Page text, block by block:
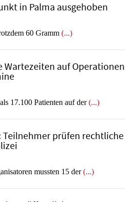
in Palma ausgehoben
60 Gramm (...)
Wartezeiten auf Operationen
17.100 Patienten auf der(...)
Teilnehmer prüfen rechtliche
mussten 15 der(...)